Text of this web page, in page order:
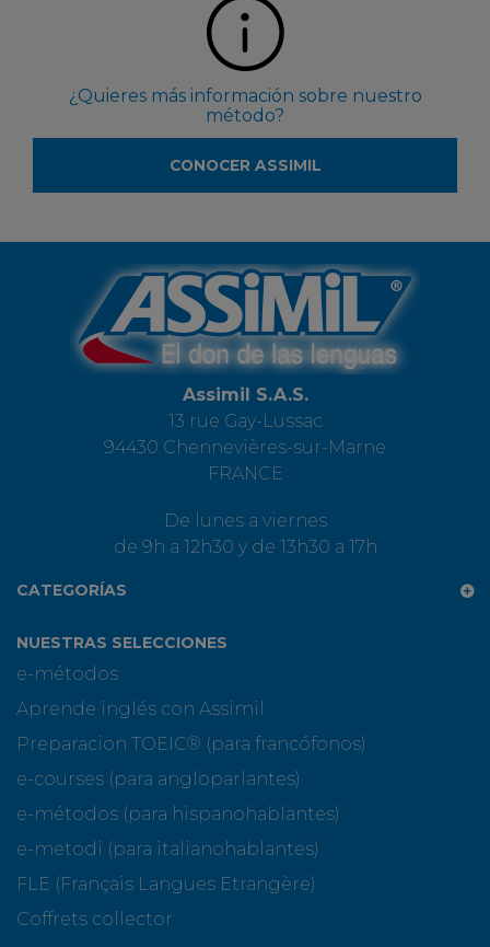
¿Quieres más información sobre nuestro
método?
CONOCER ASSIMIL
Assimil S.A.S.
13 rue Gay-Lussac
94430 Chennevières-sur-Marne
FRANCE
De lunes a viernes
de 9h a 12h30 y de 13h30 a 17h
CATEGORÍAS
NUESTRAS SELECCIONES
e-métodos
Aprende inglés con Assimil
Preparacion TOEIC® (para francófonos)
e-courses (para angloparlantes)
e-métodos (para hispanohablantes)
e-metodi (para italianohablantes)
FLE (Français Langues Etrangère)
Coffrets collector